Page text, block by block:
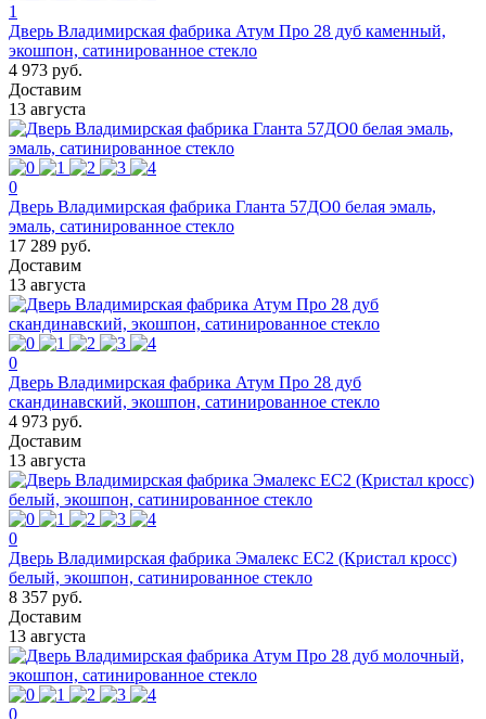
1
Дверь Владимирская фабрика Атум Про 28 дуб каменный,
экошпон, сатинированное стекло
4 973 руб.
Доставим
13 августа
0
Дверь Владимирская фабрика Гланта 57ДО0 белая эмаль,
эмаль, сатинированное стекло
17 289 руб.
Доставим
13 августа
0
Дверь Владимирская фабрика Атум Про 28 дуб
скандинавский, экошпон, сатинированное стекло
4 973 руб.
Доставим
13 августа
0
Дверь Владимирская фабрика Эмалекс ЕС2 (Кристал кросс)
белый, экошпон, сатинированное стекло
8 357 руб.
Доставим
13 августа
0